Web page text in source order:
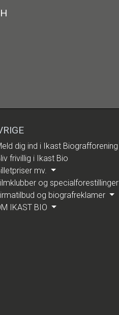
dig ind i Ikast Biografforening
frivillig i Ikast Bio
mv.
og specialforestillinger
og biografreklamer
IKAST BIO